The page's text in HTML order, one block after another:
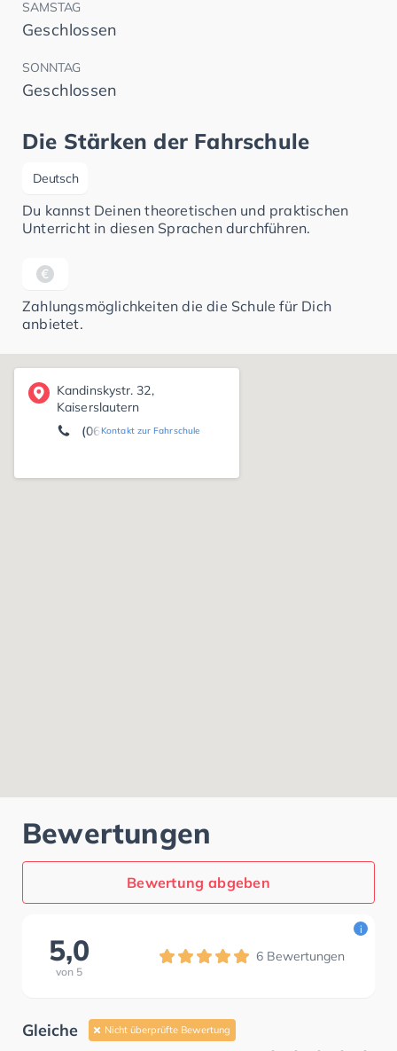
SAMSTAG
Geschlossen
SONNTAG
Geschlossen
Die Stärken der Fahrschule
Deutsch
Du kannst Deinen theoretischen und praktischen
Unterricht in diesen Sprachen durchführen.
Zahlungsmöglichkeiten die die Schule für Dich
anbietet.
Kandinskystr. 32,
Kaiserslautern
Kontakt zur Fahrschule
(0631) 47 00 70
Bewertungen
Bewertung abgeben
5,0
von 5
6 Bewertungen
i
Gleiche Nicht überprüfte Bewertung